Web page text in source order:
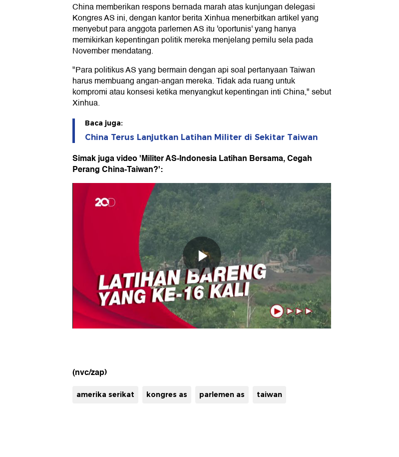
China memberikan respons bernada marah atas kunjungan delegasi
Kongres AS ini, dengan kantor berita Xinhua menerbitkan artikel yang
menyebut para anggota parlemen AS itu 'oportunis' yang hanya
memikirkan kepentingan politik mereka menjelang pemilu sela pada
November mendatang.
"Para politikus AS yang bermain dengan api soal pertanyaan Taiwan
harus membuang angan-angan mereka. Tidak ada ruang untuk
kompromi atau konsesi ketika menyangkut kepentingan inti China," sebut
Xinhua.
Baca juga:
China Terus Lanjutkan Latihan Militer di Sekitar Taiwan
Simak juga video 'Militer AS-Indonesia Latihan Bersama, Cegah
Perang China-Taiwan?':
(nvc/zap)
amerika serikat kongres as parlemen as taiwan